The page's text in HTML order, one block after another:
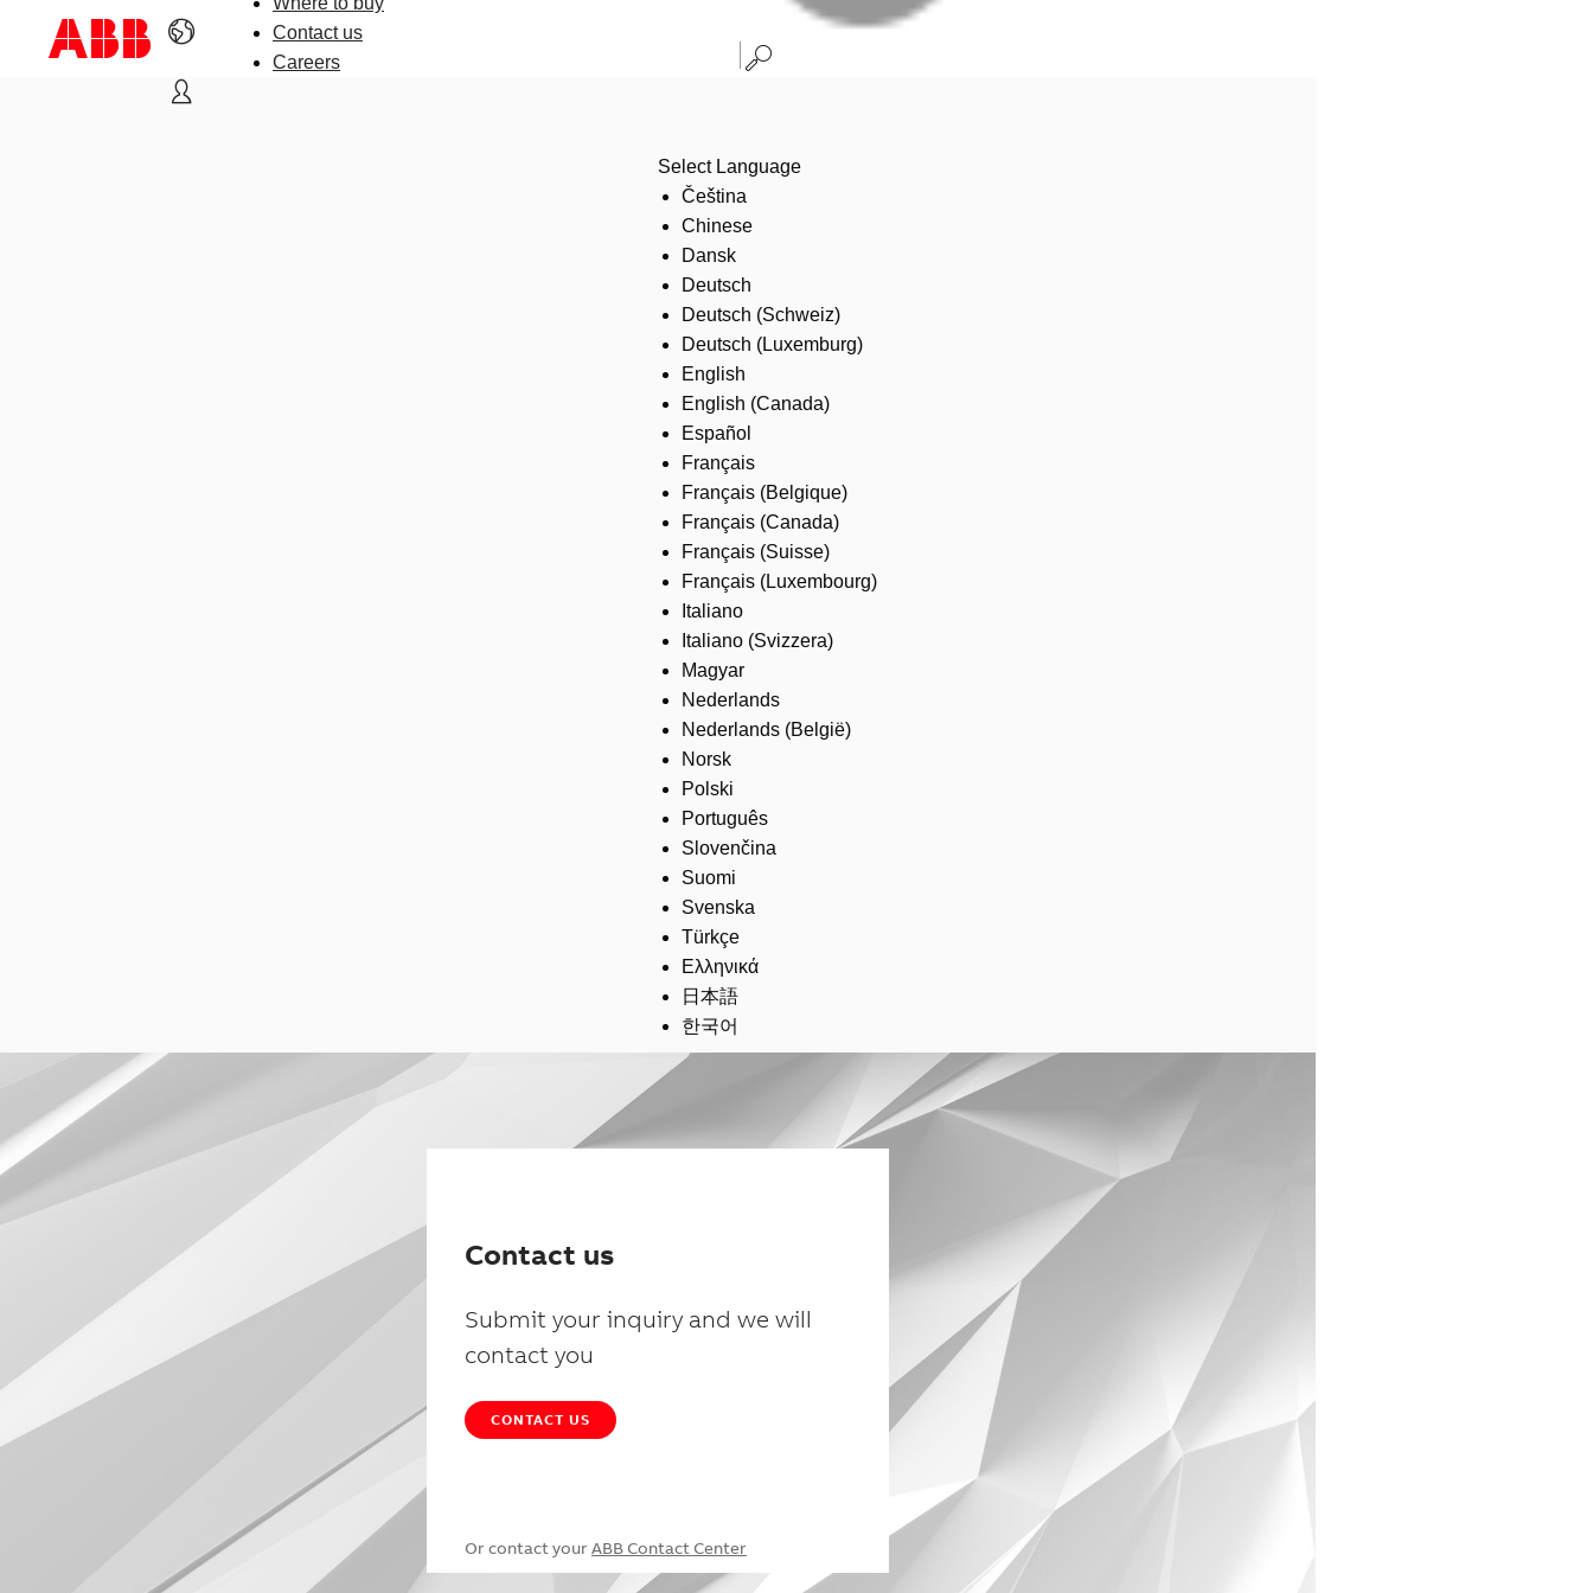
Contact us
Careers
Select Language
Čeština
Chinese
Dansk
Deutsch
Deutsch (Schweiz)
Deutsch (Luxemburg)
English
English (Canada)
Español
Français
Français (Belgique)
Français (Canada)
Français (Suisse)
Français (Luxembourg)
Italiano
Italiano (Svizzera)
Magyar
Nederlands
Nederlands (België)
Norsk
Polski
Português
Slovenčina
Suomi
Svenska
Türkçe
Ελληνικά
日本語
한국어
Contact us
Submit your inquiry and we will
contact you
CONTACT US
Or contact your ABB Contact Center